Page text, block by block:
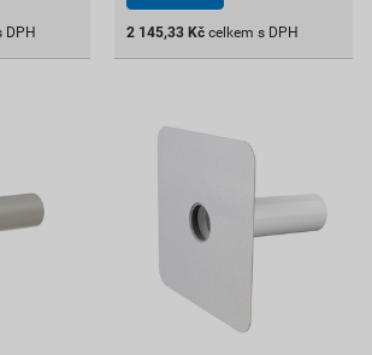
DPH 2 145,33 Kč celkem s DPH